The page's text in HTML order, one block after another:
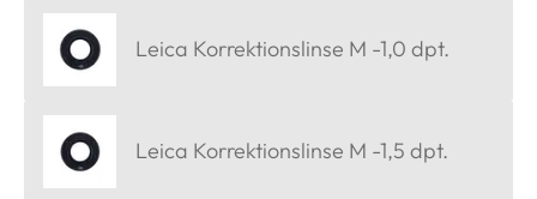
Leica Korrektionslinse M -1,0 dpt.
Leica Korrektionslinse M -1,5 dpt.